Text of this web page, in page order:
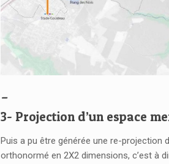
3- Projection d’un espace
Puis a pu être générée une re-projection
orthonormé en 2X2 dimensions, c’est à